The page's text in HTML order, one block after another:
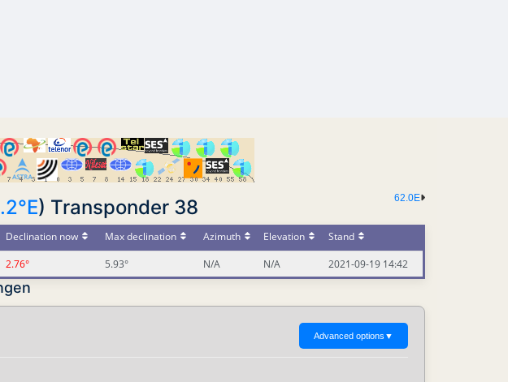
62.0E
) Transponder 38
Declination now Max declination Azimuth Elevation
Stand
2.76° 5.93° N/A N/A 2021-09-19 14:42
Advanced options ▼